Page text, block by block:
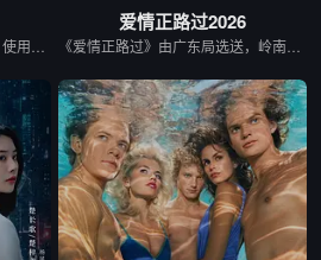
爱情正路过2026